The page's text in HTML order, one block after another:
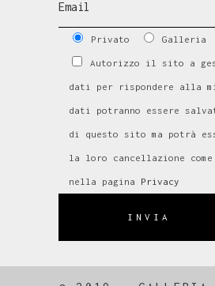
Privato Galleria
Autorizzo il sito a
dati per rispondere alla
dati potranno essere
di questo sito ma potrà
la loro cancellazione
nella pagina Privacy
INVIA